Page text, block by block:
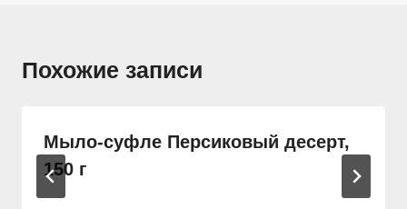
Похожие записи
Мыло-суфле Персиковый десерт,
150 г